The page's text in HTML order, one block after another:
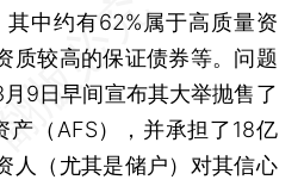
中约有62%属于高质量资
质较高的保证债券等。问题
9日早间宣布其大举抛售了
产（AFS），并承担了18亿
人（尤其是储户）对其信心